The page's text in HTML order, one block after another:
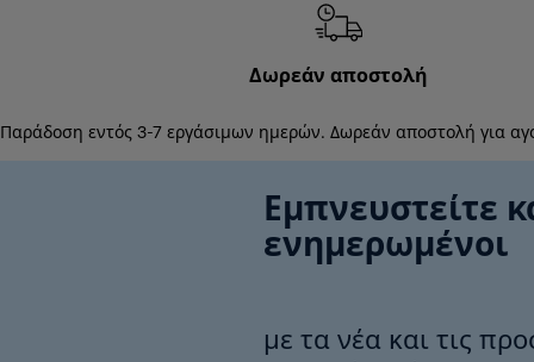
Δωρεάν αποστολή
Παράδοση εντός 3-7 εργάσιμων ημερών. Δωρεάν αποστολή για
Εμπνευστείτε
ενημερωμένοι
με τα νέα και τις